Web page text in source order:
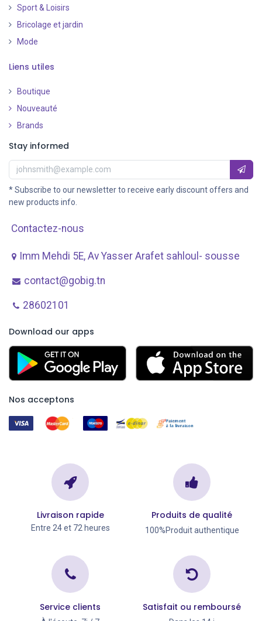
Sport & Loisirs
Bricolage et jardin
Mode
Liens utiles
Boutique
Nouveauté
Brands
Stay informed
* Subscribe to our newsletter to receive early discount offers and
new products info.
Contactez-nous
Imm Mehdi 5E, Av ​Yasser Arafet sahloul- sousse
contact@gobig.tn
28602101
Download our apps
Nos acceptons
Livraison rapide
Entre 24 et 72 heures
Produits de qualité
100%Produit authentique
Service clients Satisfait ou remboursé